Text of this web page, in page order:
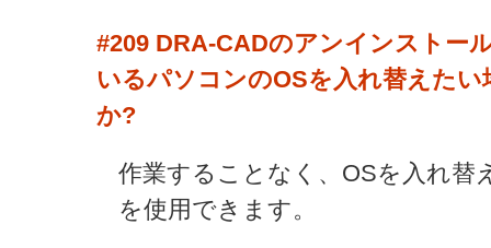
#209 DRA-CADのアンインストー
いるパソコンのOSを入れ替えた
か?
作業することなく、OSを入れ替
を使用できます。